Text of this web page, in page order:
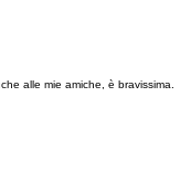
alle mie amiche, è bravissima.